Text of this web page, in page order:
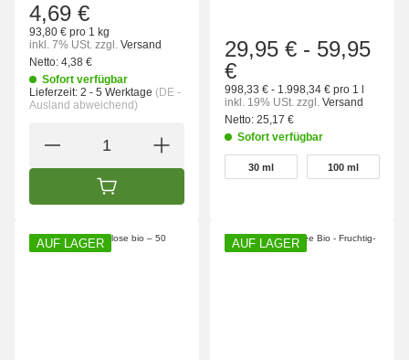
4,69 €
93,80 € pro 1 kg
inkl. 7% USt. zzgl. Versand
Netto: 4,38 €
Sofort verfügbar
Lieferzeit: 2 - 5 Werktage (DE -
Ausland abweichend)
IN DEN WARENKORB
29,95 € - 59,95
€
998,33 € - 1.998,34 € pro 1 l
inkl. 19% USt. zzgl. Versand
Netto: 25,17 €
Sofort verfügbar
wählen
30 ml
30 ml 100 ml
100 ml
AUF LAGER AUF LAGER